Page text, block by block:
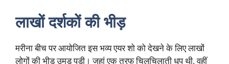
लाखों दर्शकों की भीड़
मरीना बीच पर आयोजित इस भव्य एयर शो को देखने के लिए लाखों
लोगों की भीड़ उमड़ पड़ी। जहां एक तरफ चिलचिलाती धूप थी, वहीं